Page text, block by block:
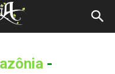
-